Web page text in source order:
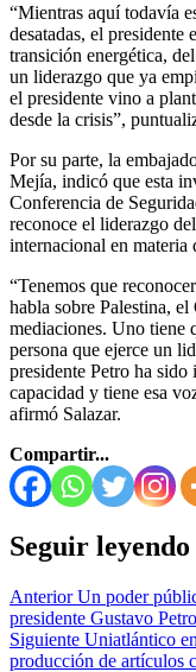
“Mientras aquí todavía
desatadas, el presidente
transición energética,
un liderazgo que ya
el presidente vino a
desde la crisis”,
Por su parte, la
Mejía, indicó que esta
Conferencia de
reconoce el liderazgo
internacional en materia
“Tenemos que
habla sobre Palestina,
mediaciones. Uno tiene
persona que ejerce un
presidente Petro ha sido
capacidad y tiene esa
afirmó Salazar.
Compartir...
Seguir leyendo
AnteriorUn poder
presidente Gustavo
Siguiente Uniatlántico
producción de artículos